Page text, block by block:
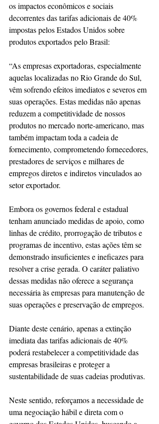
os impactos econômicos e sociais
decorrentes das tarifas adicionais de 40%
impostas pelos Estados Unidos sobre
produtos exportados pelo Brasil:
“As empresas exportadoras, especialmente
aquelas localizadas no Rio Grande do Sul,
vêm sofrendo efeitos imediatos e severos em
suas operações. Estas medidas não apenas
reduzem a competitividade de nossos
produtos no mercado norte-americano, mas
também impactam toda a cadeia de
fornecimento, comprometendo fornecedores,
prestadores de serviços e milhares de
empregos diretos e indiretos vinculados ao
setor exportador.
Embora os governos federal e estadual
tenham anunciado medidas de apoio, como
linhas de crédito, prorrogação de tributos e
programas de incentivo, estas ações têm se
demonstrado insuficientes e ineficazes para
resolver a crise gerada. O caráter paliativo
dessas medidas não oferece a segurança
necessária às empresas para manutenção de
suas operações e preservação de empregos.
Diante deste cenário, apenas a extinção
imediata das tarifas adicionais de 40%
poderá restabelecer a competitividade das
empresas brasileiras e proteger a
sustentabilidade de suas cadeias produtivas.
Neste sentido, reforçamos a necessidade de
uma negociação hábil e direta com o